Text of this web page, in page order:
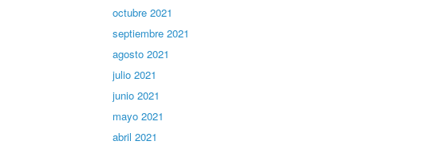
octubre 2021
septiembre 2021
agosto 2021
julio 2021
junio 2021
mayo 2021
abril 2021